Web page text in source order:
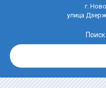
г.
улица